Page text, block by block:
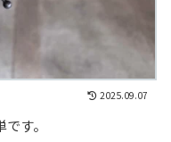
2025.09.07
す。